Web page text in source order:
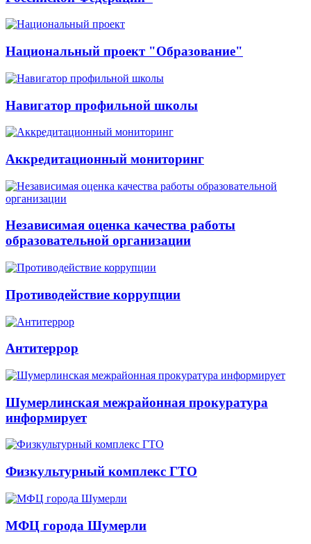
Национальный проект "Образование"
Навигатор профильной школы
Аккредитационный мониторинг
Независимая оценка качества работы
образовательной организации
Противодействие коррупции
Антитеррор
Шумерлинская межрайонная прокуратура
информирует
Физкультурный комплекс ГТО
МФЦ города Шумерли